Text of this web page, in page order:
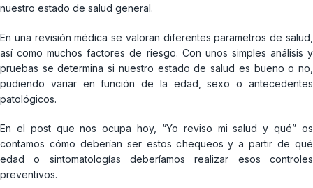
nuestro estado de salud general.
En una revisión médica se valoran diferentes parametros de salud,
así como muchos factores de riesgo. Con unos simples análisis y
pruebas se determina si nuestro estado de salud es bueno o no,
pudiendo variar en función de la edad, sexo o antecedentes
patológicos.
En el post que nos ocupa hoy, “Yo reviso mi salud y qué” os
contamos cómo deberían ser estos chequeos y a partir de qué
edad o sintomatologías deberíamos realizar esos controles
preventivos.